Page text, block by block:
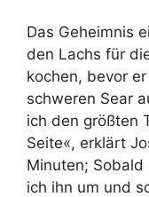
Das Geheimnis
den Lachs für
kochen, bevor
schweren Sear
ich den größten
Seite«, erklärt
Minuten;
ich ihn um und